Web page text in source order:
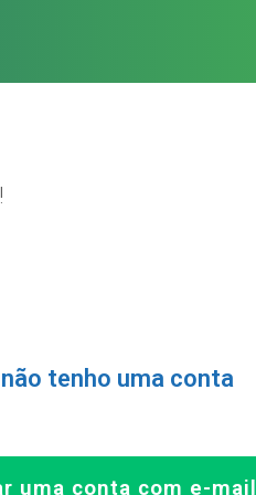
tenho uma conta
uma conta com e-mail